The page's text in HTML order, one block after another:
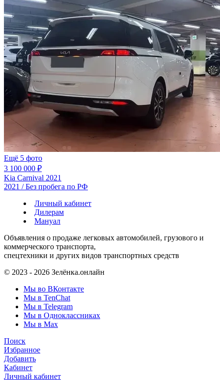
Ещё 5 фото
3 100 000 ₽
Kia Carnival 2021
2021 / Без пробега по РФ
Личный кабинет
Дилерам
Мануал
Объявления о продаже легковых автомобилей, грузового и
коммерческого транспорта,
спецтехники и других видов транспортных средств
© 2023 - 2026 Зелёнка.онлайн
Мы во ВКонтакте
Мы в TenChat
Мы в Telegram
Мы в Одноклассниках
Мы в Max
Поиск
Избранное
Добавить
Кабинет
Личный кабинет